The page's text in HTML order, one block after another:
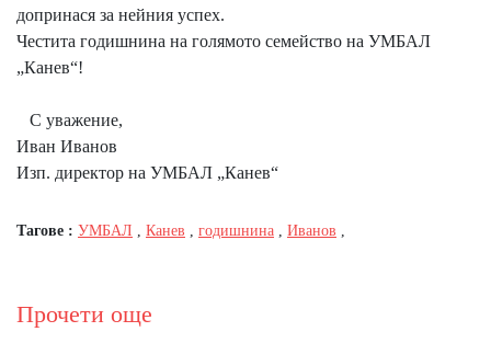
допринася за нейния успех.
Честита годишнина на голямото семейство на УМБАЛ
„Канев“!
С уважение,
Иван Иванов
Изп. директор на УМБАЛ „Канев“
Тагове : УМБАЛ , Канев , годишнина , Иванов ,
Прочети още